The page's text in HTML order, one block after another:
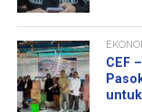
CEF